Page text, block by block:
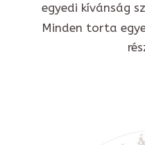
egyedi kívánság
Minden torta